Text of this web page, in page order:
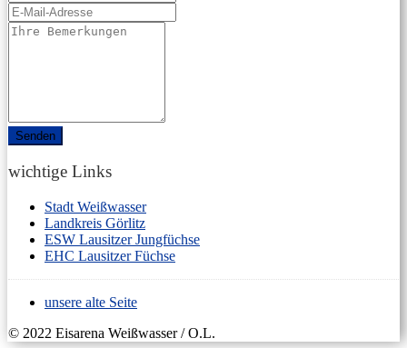
E-
Mail
Comments
wichtige Links
Stadt Weißwasser
Landkreis Görlitz
ESW Lausitzer Jungfüchse
EHC Lausitzer Füchse
unsere alte Seite
© 2022 Eisarena Weißwasser / O.L.